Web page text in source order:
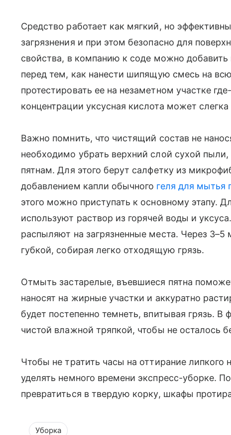
Средство работает как мягкий, но
загрязнения и при этом безопасно для
свойства, в компанию к соде можно добавить
перед тем, как нанести шипящую смесь на
протестировать ее на незаметном участке
концентрации уксусная кислота может
Важно помнить, что чистящий состав не
необходимо убрать верхний слой сухой
пятнам. Для этого берут салфетку из
добавлением капли обычного геля для мытья
этого можно приступать к основному этапу.
используют раствор из горячей воды и
распыляют на загрязненные места. Через
губкой, собирая легко отходящую грязь.
Отмыть застарелые, въевшиеся пятна
наносят на жирные участки и аккуратно
будет постепенно темнеть, впитывая грязь. В
чистой влажной тряпкой, чтобы не осталось
Чтобы не тратить часы на оттирание липкого
уделять немного времени экспресс-уборке.
превратиться в твердую корку, шкафы
Уборка